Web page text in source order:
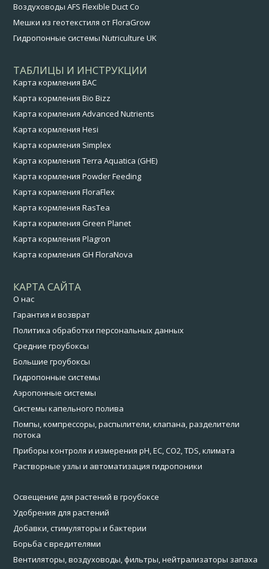
Воздуховоды AFS Flexible Duct Co
Мешки из геотекстиля от FloraGrow
Гидропонные системы Nutriculture UK
ТАБЛИЦЫ И ИНСТРУКЦИИ
Карта кормления BAC
Карта кормления Bio Bizz
Карта кормления Advanced Nutrients
Карта кормления Hesi
Карта кормления Simplex
Карта кормления Terra Aquatica (GHE)
Карта кормления Powder Feeding
Карта кормления FloraFlex
Карта кормления RasTea
Карта кормления Green Planet
Карта кормления Plagron
Карта кормления GH FloraNova
КАРТА САЙТА
О нас
Гарантия и возврат
Политика обработки персональных данных
Средние гроубоксы
Большие гроубоксы
Гидропонные системы
Аэропонные системы
Системы капельного полива
Помпы, компрессоры, распылители, клапана, разделители
потока
Приборы контроля и измерения pH, EC, CO2, TDS, климата
Растворные узлы и автоматизация гидропоники
Освещение для растений в гроубоксе
Удобрения для растений
Добавки, стимуляторы и бактерии
Борьба с вредителями
Вентиляторы, воздуховоды, фильтры, нейтрализаторы запаха